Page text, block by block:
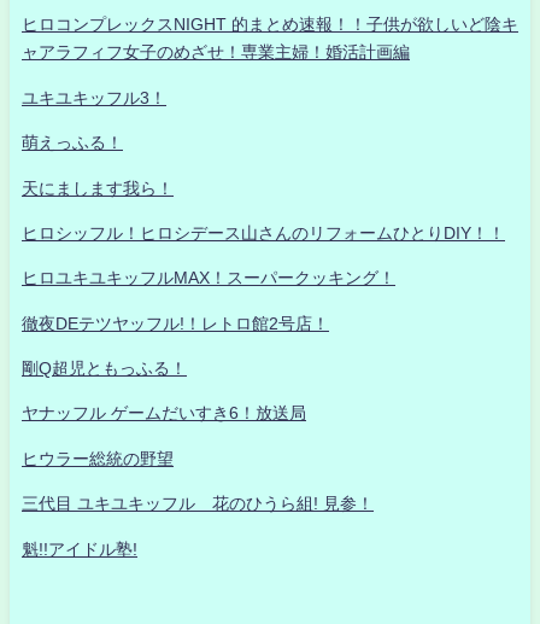
ヒロコンプレックスNIGHT 的まとめ速報！！子供が欲しいど陰キ
ャアラフィフ女子のめざせ！専業主婦！婚活計画編
ユキユキッフル3！
萌えっふる！
天にまします我ら！
ヒロシッフル！ヒロシデース山さんのリフォームひとりDIY！！
ヒロユキユキッフルMAX！スーパークッキング！
徹夜DEテツヤッフル!！レトロ館2号店！
剛Q超児ともっふる！
ヤナッフル ゲームだいすき6！放送局
ヒウラー総統の野望
三代目 ユキユキッフル 花のひうら組! 見参！
魁!!アイドル塾!